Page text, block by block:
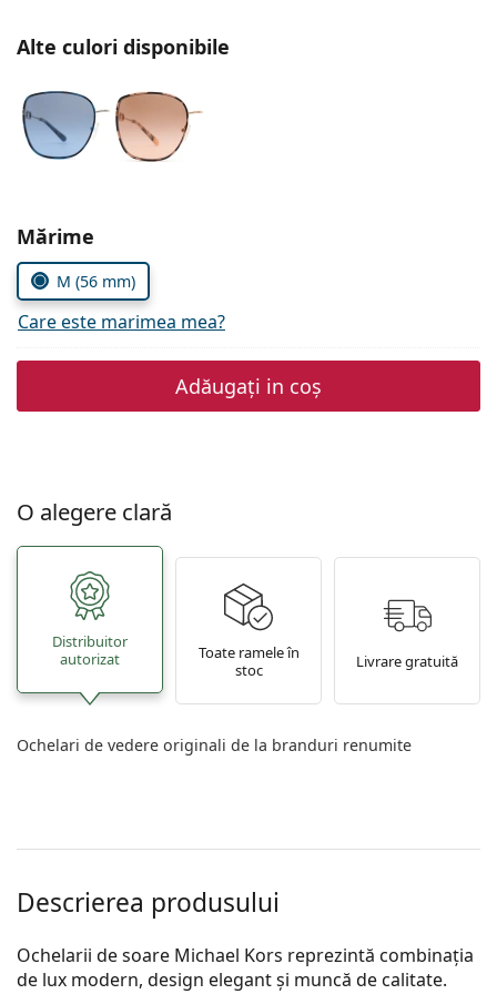
Prada
Toate mărcile
Alte culori disponibile
Alegeți parametrii
Mărime
M (56 mm)
Care este marimea mea?
Adăugați in coș
O alegere clară
Distribuitor
autorizat
Toate ramele în
stoc
Livrare gratuită
Ochelari de vedere originali de la branduri renumite
Descrierea produsului
Ochelarii de soare Michael Kors reprezintă combinația
de lux modern, design elegant și muncă de calitate.